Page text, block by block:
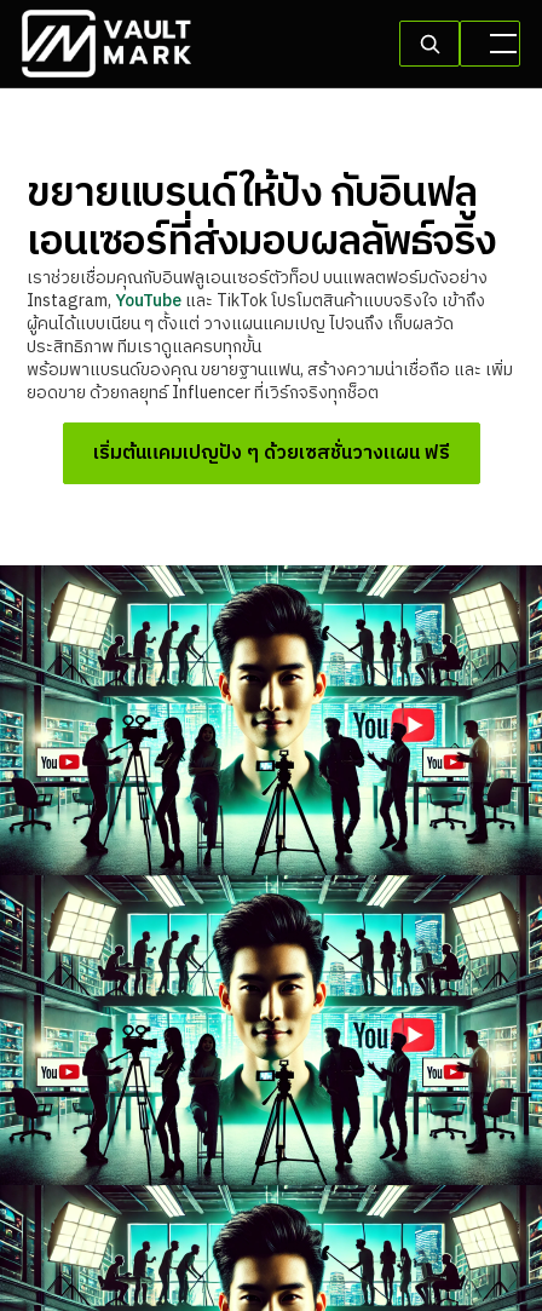
ขยายแบรนด์ให้ปัง กับอินฟลู
เอนเซอร์ที่ส่งมอบผลลัพธ์จริง
เราช่วยเชื่อมคุณกับอินฟลูเอนเซอร์ตัวท็อป บนแพลตฟอร์มดังอย่าง
Instagram,YouTubeและ TikTok โปรโมตสินค้าแบบจริงใจ เข้าถึง
ผู้คนได้แบบเนียน ๆ ตั้งแต่ วางแผนแคมเปญ ไปจนถึง เก็บผลวัด
ประสิทธิภาพ ทีมเราดูแลครบทุกขั้น
พร้อมพาแบรนด์ของคุณ ขยายฐานแฟน, สร้างความน่าเชื่อถือ และ เพิ่ม
ยอดขาย ด้วยกลยุทธ์ Influencer ที่เวิร์กจริงทุกช็อต
เริ่มต้นแคมเปญปัง ๆ ด้วยเซสชั่นวางแผน ฟรี